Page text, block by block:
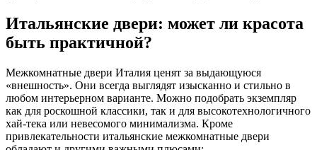
Итальянские двери: может ли красота
быть практичной?
Межкомнатные двери Италия ценят за выдающуюся
«внешность». Они всегда выглядят изысканно и стильно в
любом интерьерном варианте. Можно подобрать экземпляр
как для роскошной классики, так и для высокотехнологичного
хай-тека или невесомого минимализма. Кроме
привлекательности итальянские межкомнатные двери